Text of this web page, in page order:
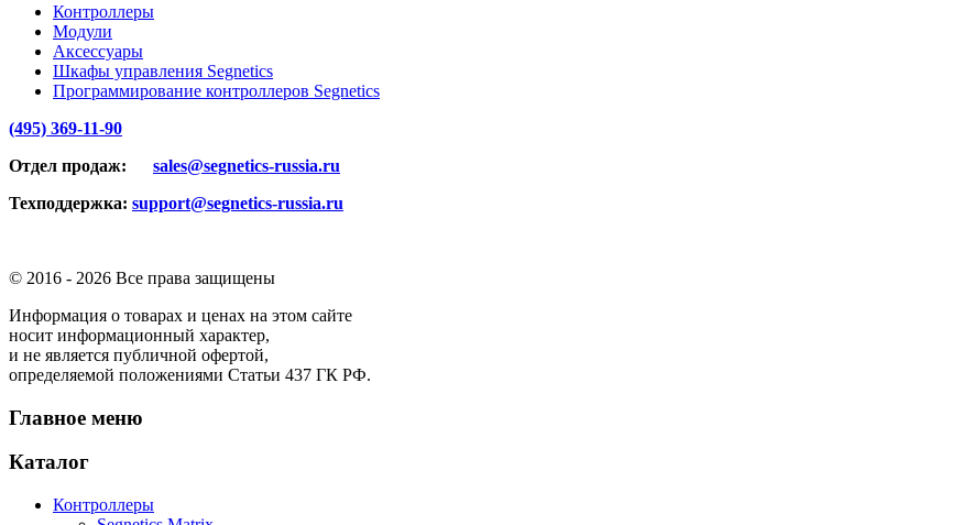
Контроллеры
Модули
Аксессуары
Шкафы управления Segnetics
Программирование контроллеров Segnetics
(495) 369-11-90
Отдел продаж: sales@segnetics-russia.ru
Техподдержка: support@segnetics-russia.ru
© 2016 - 2026 Все права защищены
Информация о товарах и ценах на этом сайте
носит информационный характер,
и не является публичной офертой,
определяемой положениями Статьи 437 ГК РФ.
Главное меню
Каталог
Контроллеры